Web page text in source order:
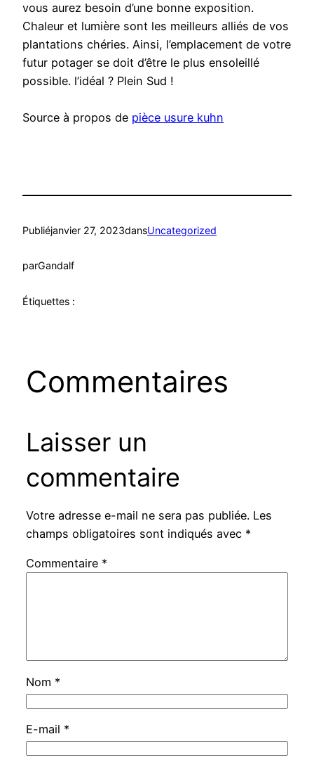
vous aurez besoin d’une bonne exposition.
Chaleur et lumière sont les meilleurs alliés de vos
plantations chéries. Ainsi, l’emplacement de votre
futur potager se doit d’être le plus ensoleillé
possible. l’idéal ? Plein Sud !
Source à propos de pièce usure kuhn
Publiéjanvier 27, 2023dansUncategorized
parGandalf
Étiquettes :
Commentaires
Laisser un
commentaire
Votre adresse e-mail ne sera pas publiée. Les
champs obligatoires sont indiqués avec *
Commentaire *
Nom *
E-mail *